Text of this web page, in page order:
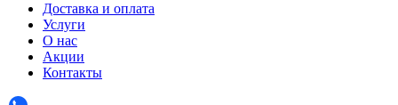
Доставка и оплата
Услуги
О нас
Акции
Контакты